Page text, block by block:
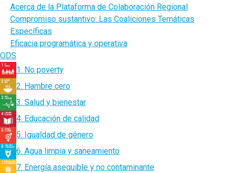
Acerca de la Plataforma de Colaboración Regional
Compromiso sustantivo: Las Coaliciones Temáticas
Específicas
Eficacia programática y operativa
ODS
1. No poverty
2. Hambre cero
3. Salud y bienestar
4. Educación de calidad
5. Igualdad de género
6. Agua limpia y saneamiento
7. Energía asequible y no contaminante